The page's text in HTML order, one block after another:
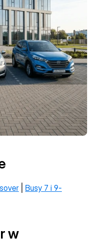
Busy 7 i 9-
w